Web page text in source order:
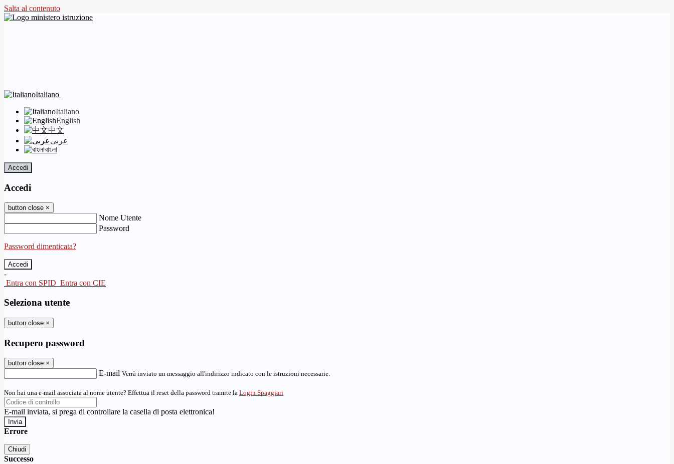
Salta al contenuto
Italiano
Italiano
English
中文
عربى
বাংলা
Accedi
Accedi
button close ×
Nome Utente
Password
Password dimenticata?
-
Entra con SPID Entra con CIE
Seleziona utente
button close ×
Recupero password
button close ×
E-mail Verrà inviato un messaggio all'indirizzo indicato con le istruzioni necessarie.
Non hai una e-mail associata al nome utente? Effettua il reset della password tramite la Login Spaggiari
E-mail inviata, si prega di controllare la casella di posta elettronica!
Errore
Chiudi
Successo